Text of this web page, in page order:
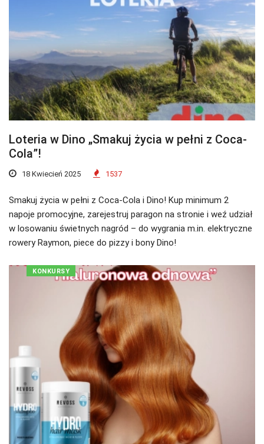
Loteria w Dino „Smakuj życia w pełni z Coca-
Cola”!
18 Kwiecień 2025 1537
Smakuj życia w pełni z Coca-Cola i Dino! Kup minimum 2
napoje promocyjne, zarejestruj paragon na stronie i weź udział
w losowaniu świetnych nagród – do wygrania m.in. elektryczne
rowery Raymon, piece do pizzy i bony Dino!
KONKURSY